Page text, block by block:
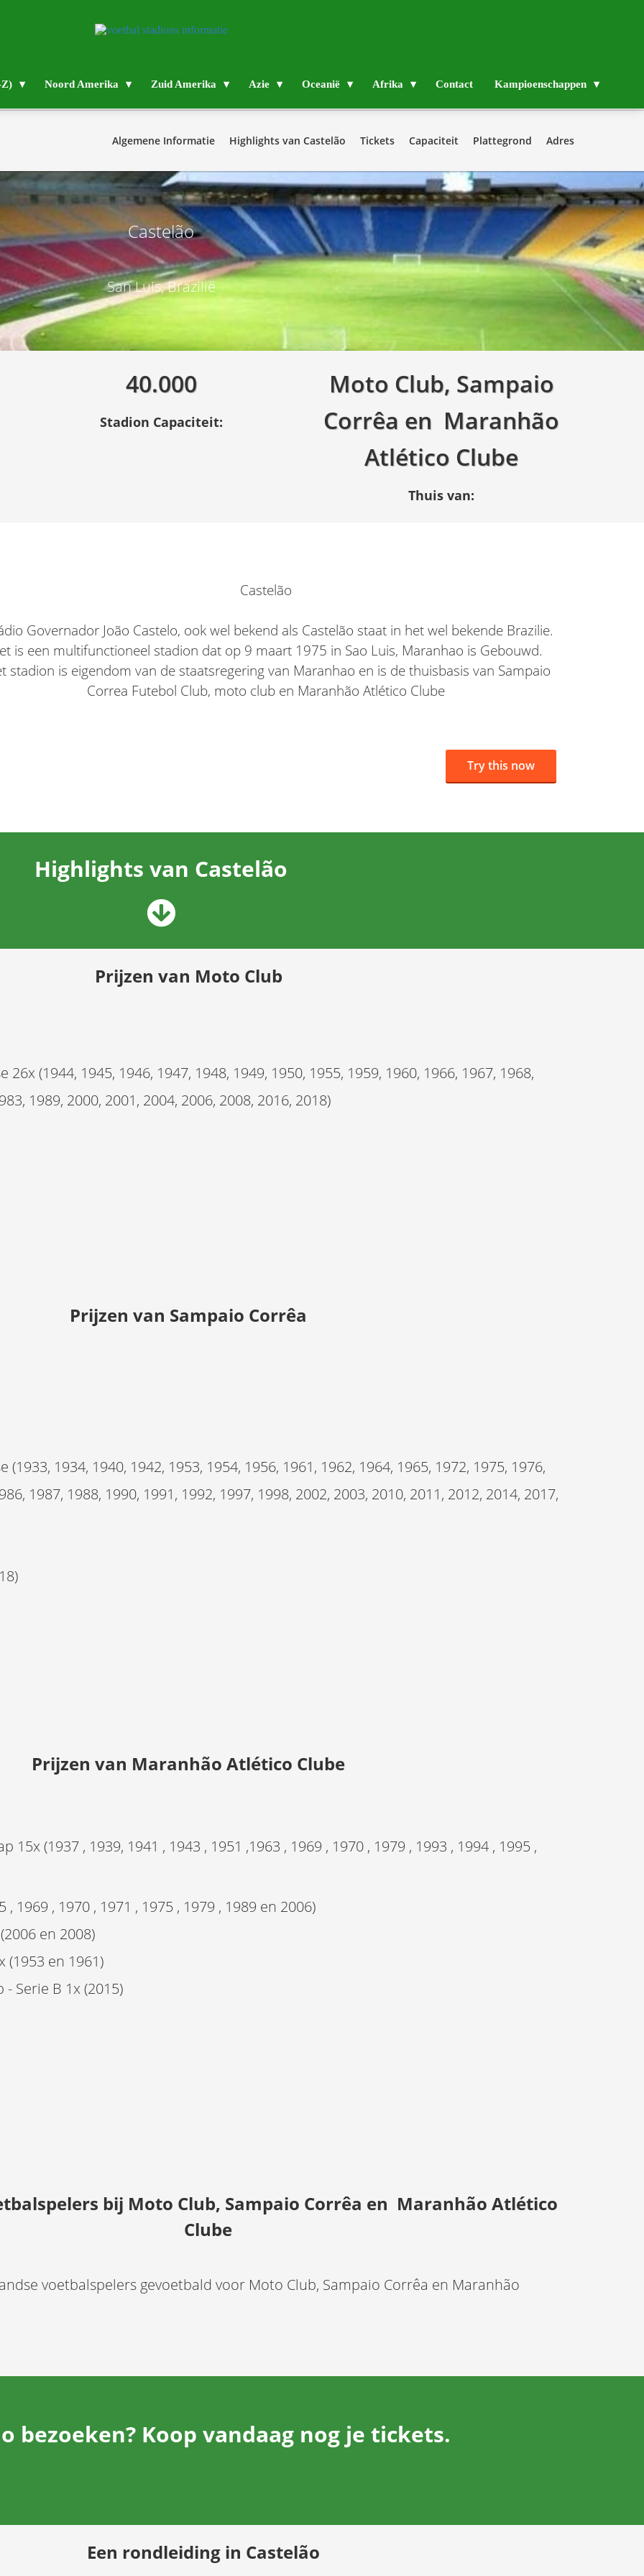
Z) Noord Amerika Zuid Amerika Azie Oceanië Afrika Contact Kampioenschappen
Algemene Informatie Highlights van Castelão Tickets Capaciteit Plattegrond Adres
Castelão
San Luis, Brazilië
40.000
Stadion Capaciteit:
Moto Club, Sampaio
Corrêa en Maranhão
Atlético Clube
Thuis van:
Castelão
Governador João Castelo, ook wel bekend als Castelão staat in het wel bekende Brazilie.
is een multifunctioneel stadion dat op 9 maart 1975 in Sao Luis, Maranhao is Gebouwd.
stadion is eigendom van de staatsregering van Maranhao en is de thuisbasis van Sampaio
Correa Futebol Club, moto club en Maranhão Atlético Clube
Try this now
Highlights van Castelão
Prijzen van Moto Club
(1944, 1945, 1946, 1947, 1948, 1949, 1950, 1955, 1959, 1960, 1966, 1967, 1968,
1989, 2000, 2001, 2004, 2006, 2008, 2016, 2018)
Prijzen van Sampaio Corrêa
1934, 1940, 1942, 1953, 1954, 1956, 1961, 1962, 1964, 1965, 1972, 1975, 1976,
1987, 1988, 1990, 1991, 1992, 1997, 1998, 2002, 2003, 2010, 2011, 2012, 2014, 2017,
Prijzen van Maranhão Atlético Clube
(1937 , 1939, 1941 , 1943 , 1951 ,1963 , 1969 , 1970 , 1979 , 1993 , 1994 , 1995 ,
, 1969 , 1970 , 1971 , 1975 , 1979 , 1989 en 2006)
en 2008)
(1953 en 1961)
Serie B 1x (2015)
bij Moto Club, Sampaio Corrêa en Maranhão Atlético
Clube
voetbalspelers gevoetbald voor Moto Club, Sampaio Corrêa en Maranhão
bezoeken? Koop vandaag nog je tickets.
Een rondleiding in Castelão